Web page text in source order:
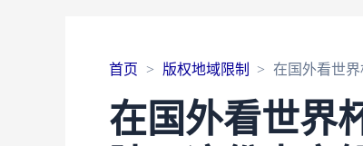
首页 版权地域限制 在国外看世
在国外看世界